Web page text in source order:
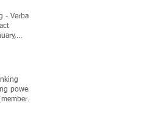
- Verbal,
power